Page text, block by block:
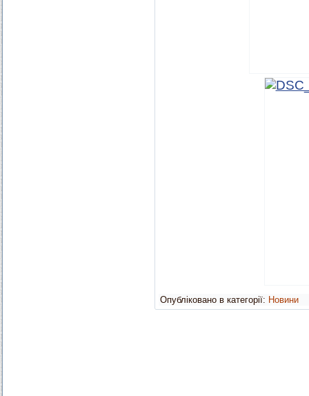
Опубліковано в категорії: Новини